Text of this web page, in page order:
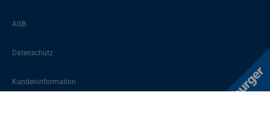
AGB
Datenschutz
Kundeninformation